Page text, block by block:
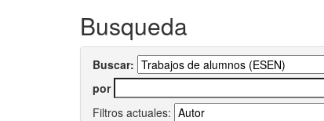
Busqueda
Buscar:
por
Filtros actuales: